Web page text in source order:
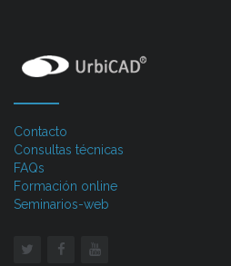
Contacto
Consultas técnicas
FAQs
Formación online
Seminarios-web